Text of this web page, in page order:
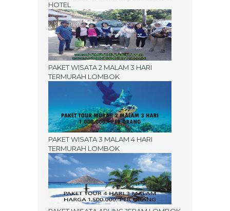
HOTEL
PAKET WISATA 2 MALAM 3 HARI
TERMURAH LOMBOK
PAKET WISATA 3 MALAM 4 HARI
TERMURAH LOMBOK